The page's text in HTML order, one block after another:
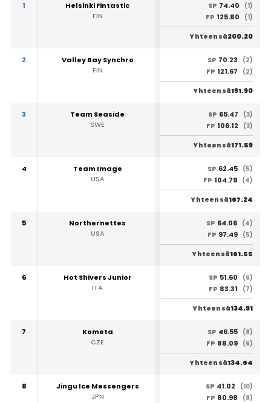
1
Helsinki Fintastic
FIN
SP 74.40
(1)
FP 125.80 (1)
Yhteensä200.20
2
Valley Bay Synchro
FIN
SP 70.23
(2)
FP 121.67 (2)
Yhteensä191.90
3
Team Seaside
SWE
SP 65.47
(3)
FP 106.12 (3)
Yhteensä171.59
4
Team Image
USA
SP 62.45 (5)
FP 104.79 (4)
Yhteensä167.24
5
Northernettes
USA
SP 64.06 (4)
FP 97.49 (5)
Yhteensä161.55
6
Hot Shivers Junior
ITA
SP 51.60
(6)
FP 83.31 (7)
Yhteensä134.91
7
Kometa
CZE
SP 46.55 (8)
FP 88.09 (6)
Yhteensä134.64
8
Jingu Ice Messengers
JPN
SP 41.02
(10)
FP 80.98 (8)